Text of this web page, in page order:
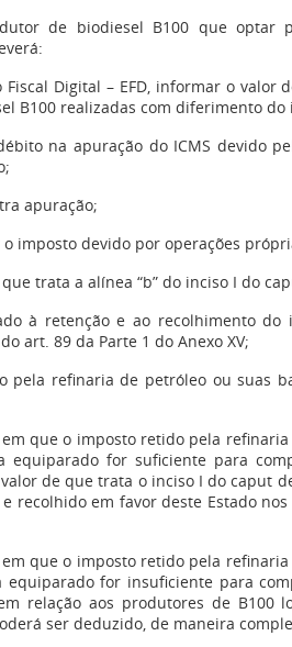
de biodiesel B100 que optar
Fiscal Digital – EFD, informar o valor
B100 realizadas com diferimento do
na apuração do ICMS devido
apuração;
imposto devido por operações
trata a alínea “b” do inciso I do
à retenção e ao recolhimento
art. 89 da Parte 1 do Anexo XV;
pela refinaria de petróleo ou suas
em que o imposto retido pela
equiparado for suficiente para
de que trata o inciso I do caput
recolhido em favor deste Estado
em que o imposto retido pela
equiparado for insuficiente para
relação aos produtores de B100
ser deduzido, de maneira